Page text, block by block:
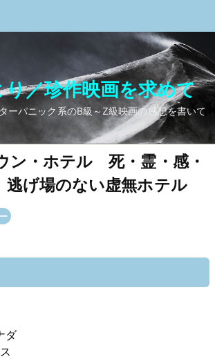
／珍作映画を求めて
ーパニック系のB級～Z級映画の感想を書いて
ン・ホテル 死・霊・感・
げ場のない虚無ホテル
ダ